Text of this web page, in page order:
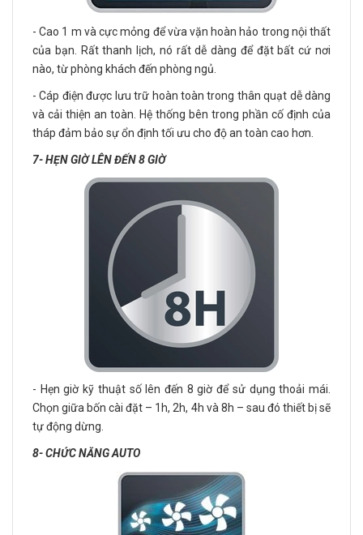
- Cao 1 m và cực mỏng để vừa vặn hoàn hảo trong nội thất
của bạn. Rất thanh lịch, nó rất dễ dàng để đặt bất cứ nơi
nào, từ phòng khách đến phòng ngủ.
- Cáp điện được lưu trữ hoàn toàn trong thân quạt dễ dàng
và cải thiện an toàn. Hệ thống bên trong phần cố định của
tháp đảm bảo sự ổn định tối ưu cho độ an toàn cao hơn.
7- HẸN GIỜ LÊN ĐẾN 8 GIỜ
- Hẹn giờ kỹ thuật số lên đến 8 giờ để sử dụng thoải mái.
Chọn giữa bốn cài đặt – 1h, 2h, 4h và 8h – sau đó thiết bị sẽ
tự động dừng.
8- CHỨC NĂNG AUTO